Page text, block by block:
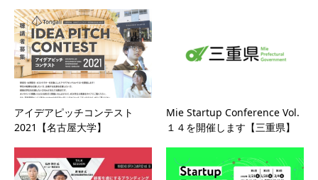
アイデアピッチコンテスト
2021【名古屋大学】
Mie Startup Conference Vol.
１４を開催します【三重県】